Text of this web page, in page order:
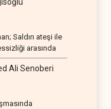
Saldırı ateşi ile
arasında
Ali Senoberi